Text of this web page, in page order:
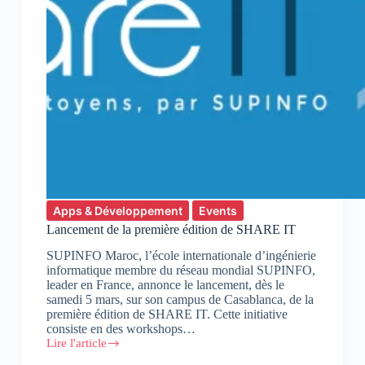
Apps & Développement
Events
Lancement de la première édition de SHARE IT
SUPINFO Maroc, l’école internationale d’ingénierie
informatique membre du réseau mondial SUPINFO,
leader en France, annonce le lancement, dès le
samedi 5 mars, sur son campus de Casablanca, de la
première édition de SHARE IT. Cette initiative
consiste en des workshops…
Lire l'article
Lancement